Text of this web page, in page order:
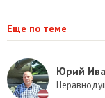
Еще по теме
Юрий